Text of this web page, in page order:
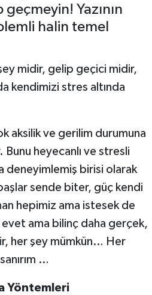
Yazının
halin temel
midir, gelip geçici midir,
kendimizi stres altında
aksilik ve gerilim durumuna
heyecanlı ve stresli
deneyimlemiş birisi olarak
sende biter, güç kendi
hepimiz ama istesek de
ama bilinç daha gerçek,
her şey mümkün… Her
…
Yöntemleri